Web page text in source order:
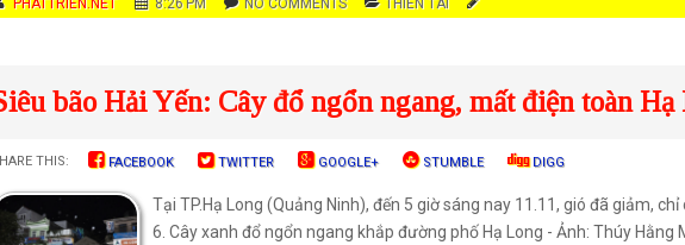
AUTHOR
PHATTRIEN.NET DATE
8:26 PM COMMENTS
NO COMMENTS
CATEGOR
THIÊN TAI
bão Hải Yến: Cây đổ ngổn ngang, mất điện toàn Hạ
THIS: FACEBOOK TWITTER GOOGLE+ STUMBLE DIGG
Tại TP.Hạ Long (Quảng Ninh), đến 5 giờ sáng nay 11.11, gió đã giảm,
6. Cây xanh đổ ngổn ngang khắp đường phố Hạ Long - Ảnh: Thúy Hằng